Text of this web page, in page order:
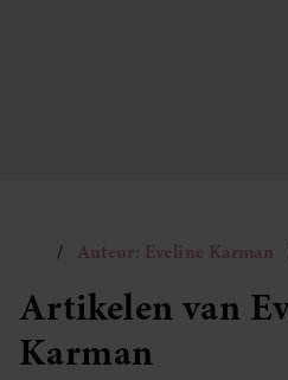
Auteur: Eveline Karman
Artikelen van
Karman